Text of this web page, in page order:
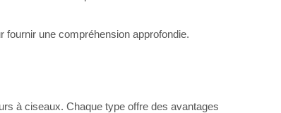
une compréhension approfondie.
à ciseaux. Chaque type offre des avantages